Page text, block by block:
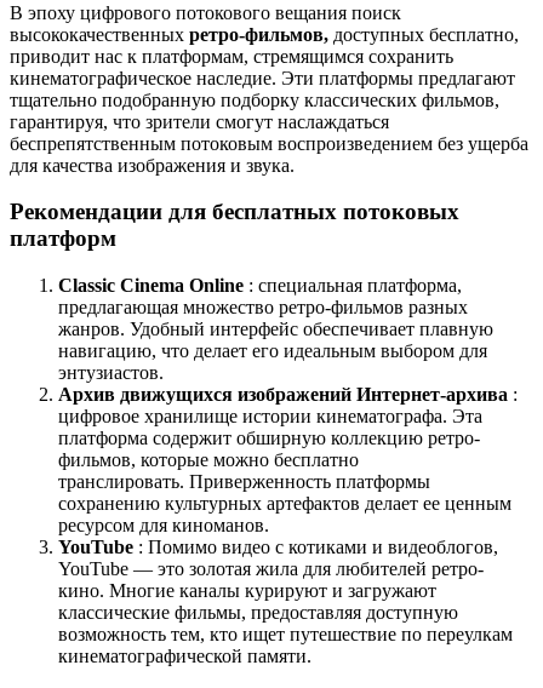
В эпоху цифрового потокового вещания поиск
высококачественных ретро-фильмов, доступных бесплатно,
приводит нас к платформам, стремящимся сохранить
кинематографическое наследие. Эти платформы предлагают
тщательно подобранную подборку классических фильмов,
гарантируя, что зрители смогут наслаждаться
беспрепятственным потоковым воспроизведением без ущерба
для качества изображения и звука.
Рекомендации для бесплатных потоковых
платформ
Classic Cinema Online : специальная платформа,
предлагающая множество ретро-фильмов разных
жанров. Удобный интерфейс обеспечивает плавную
навигацию, что делает его идеальным выбором для
энтузиастов.
Архив движущихся изображений Интернет-архива :
цифровое хранилище истории кинематографа. Эта
платформа содержит обширную коллекцию ретро-
фильмов, которые можно бесплатно
транслировать. Приверженность платформы
сохранению культурных артефактов делает ее ценным
ресурсом для киноманов.
YouTube : Помимо видео с котиками и видеоблогов,
YouTube — это золотая жила для любителей ретро-
кино. Многие каналы курируют и загружают
классические фильмы, предоставляя доступную
возможность тем, кто ищет путешествие по переулкам
кинематографической памяти.